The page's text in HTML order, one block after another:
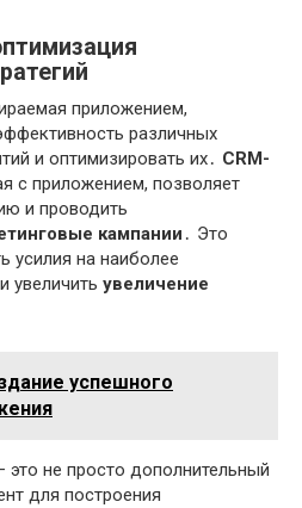
приложением,
различных
и оптимизировать их․ CRM-
с приложением, позволяет
и проводить
кампании ․ Это
усилия на наиболее
увеличить увеличение
успешного
не просто дополнительный
для построения